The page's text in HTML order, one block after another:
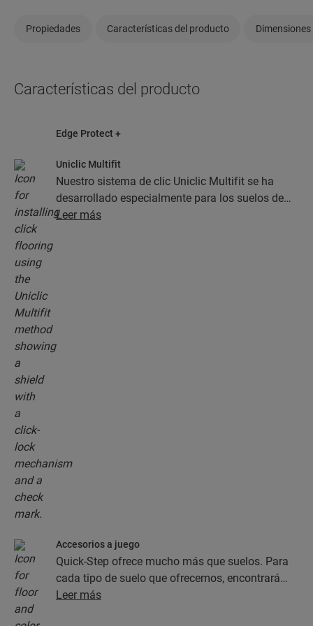
Propiedades Características del producto Dimensiones
Características del producto
Edge Protect +
Uniclic Multifit
Nuestro sistema de clic Uniclic Multifit se ha
desarrollado especialmente para los suelos de
Quick-Step. Gracias a él, la instalación es rápida
Leer más
Accesorios a juego
Quick-Step ofrece mucho más que suelos. Para
cada tipo de suelo que ofrecemos, encontrará
una completa colección de accesorios, como
Leer más